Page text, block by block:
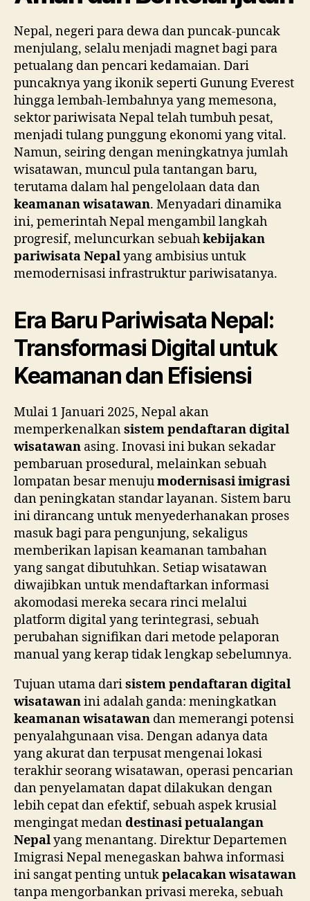
Nepal, negeri para dewa dan puncak-puncak
menjulang, selalu menjadi magnet bagi para
petualang dan pencari kedamaian. Dari
puncaknya yang ikonik seperti Gunung Everest
hingga lembah-lembahnya yang memesona,
sektor pariwisata Nepal telah tumbuh pesat,
menjadi tulang punggung ekonomi yang vital.
Namun, seiring dengan meningkatnya jumlah
wisatawan, muncul pula tantangan baru,
terutama dalam hal pengelolaan data dan
keamanan wisatawan. Menyadari dinamika
ini, pemerintah Nepal mengambil langkah
progresif, meluncurkan sebuahkebijakan
pariwisata Nepalyang ambisius untuk
memodernisasi infrastruktur pariwisatanya.
Era Baru Pariwisata Nepal:
Transformasi Digital untuk
Keamanan dan Efisiensi
Mulai 1 Januari 2025, Nepal akan
memperkenalkansistem pendaftaran digital
wisatawan asing. Inovasi ini bukan sekadar
pembaruan prosedural, melainkan sebuah
lompatan besar menujumodernisasi imigrasi
dan peningkatan standar layanan. Sistem baru
ini dirancang untuk menyederhanakan proses
masuk bagi para pengunjung, sekaligus
memberikan lapisan keamanan tambahan
yang sangat dibutuhkan. Setiap wisatawan
diwajibkan untuk mendaftarkan informasi
akomodasi mereka secara rinci melalui
platform digital yang terintegrasi, sebuah
perubahan signifikan dari metode pelaporan
manual yang kerap tidak lengkap sebelumnya.
Tujuan utama darisistem pendaftaran digital
wisatawanini adalah ganda: meningkatkan
keamanan wisatawan dan memerangi potensi
penyalahgunaan visa. Dengan adanya data
yang akurat dan terpusat mengenai lokasi
terakhir seorang wisatawan, operasi pencarian
dan penyelamatan dapat dilakukan dengan
lebih cepat dan efektif, sebuah aspek krusial
mengingat medandestinasi petualangan
Nepalyang menantang. Direktur Departemen
Imigrasi Nepal menegaskan bahwa informasi
ini sangat penting untukpelacakan wisatawan
tanpa mengorbankan privasi mereka, sebuah